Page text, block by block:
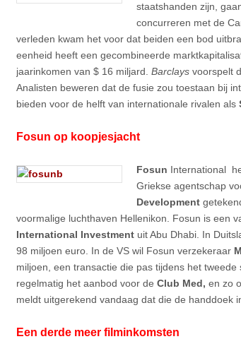
staatshanden zijn,
concurreren met de
verleden kwam het voor dat beiden een bod
eenheid heeft een gecombineerde
jaarinkomen van $ 16 miljard. Barclays voorspelt
Analisten beweren dat de fusie zou toestaan bij
bieden voor de helft van internationale rivalen als
Fosun op koopjesjacht
Fosun International
Griekse agentschap
Development
voormalige luchthaven Hellenikon. Fosun is een
International Investment uit Abu Dhabi. In
98 miljoen euro. In de VS wil Fosun verzekeraar
miljoen, een transactie die pas tijdens het
regelmatig het aanbod voor de Club Med, en zo
meldt uitgerekend vandaag dat die de handdoek
Een derde meer filminkomsten